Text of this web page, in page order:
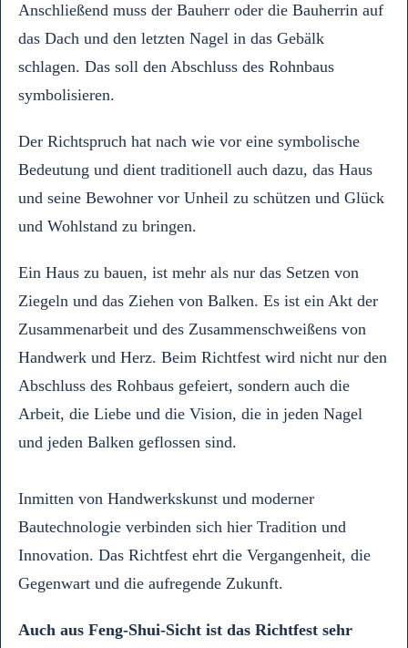
Anschließend muss der Bauherr oder die Bauherrin auf
das Dach und den letzten Nagel in das Gebälk
schlagen. Das soll den Abschluss des Rohnbaus
symbolisieren.
Der Richtspruch hat nach wie vor eine symbolische
Bedeutung und dient traditionell auch dazu, das Haus
und seine Bewohner vor Unheil zu schützen und Glück
und Wohlstand zu bringen.
Ein Haus zu bauen, ist mehr als nur das Setzen von
Ziegeln und das Ziehen von Balken. Es ist ein Akt der
Zusammenarbeit und des Zusammenschweißens von
Handwerk und Herz. Beim Richtfest wird nicht nur den
Abschluss des Rohbaus gefeiert, sondern auch die
Arbeit, die Liebe und die Vision, die in jeden Nagel
und jeden Balken geflossen sind.
Inmitten von Handwerkskunst und moderner
Bautechnologie verbinden sich hier Tradition und
Innovation. Das Richtfest ehrt die Vergangenheit, die
Gegenwart und die aufregende Zukunft.
Auch aus Feng-Shui-Sicht ist das Richtfest sehr